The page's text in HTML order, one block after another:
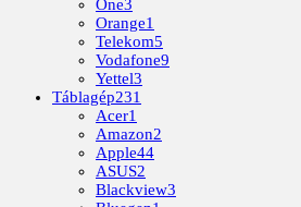
One3
Orange1
Telekom5
Vodafone9
Yettel3
Táblagép231
Acer1
Amazon2
Apple44
ASUS2
Blackview3